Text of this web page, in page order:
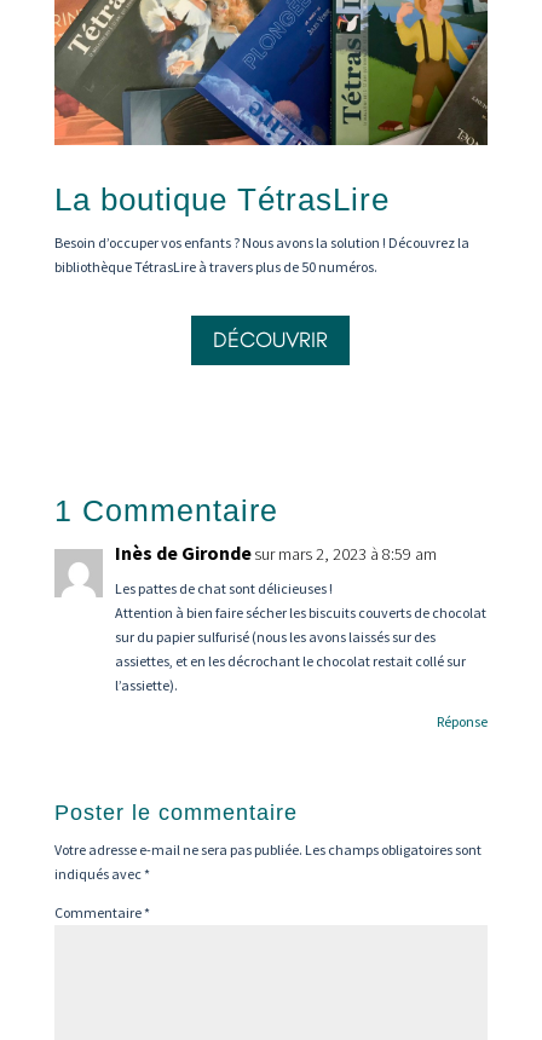
La boutique TétrasLire
Besoin d’occuper vos enfants ? Nous avons la solution ! Découvrez la
bibliothèque TétrasLire à travers plus de 50 numéros.
DÉCOUVRIR
1 Commentaire
Inès de Girondesur mars 2, 2023 à 8:59 am
Les pattes de chat sont délicieuses !
Attention à bien faire sécher les biscuits couverts de chocolat
sur du papier sulfurisé (nous les avons laissés sur des
assiettes, et en les décrochant le chocolat restait collé sur
l’assiette).
Réponse
Poster le commentaire
Votre adresse e-mail ne sera pas publiée. Les champs obligatoires sont
indiqués avec*
Commentaire*